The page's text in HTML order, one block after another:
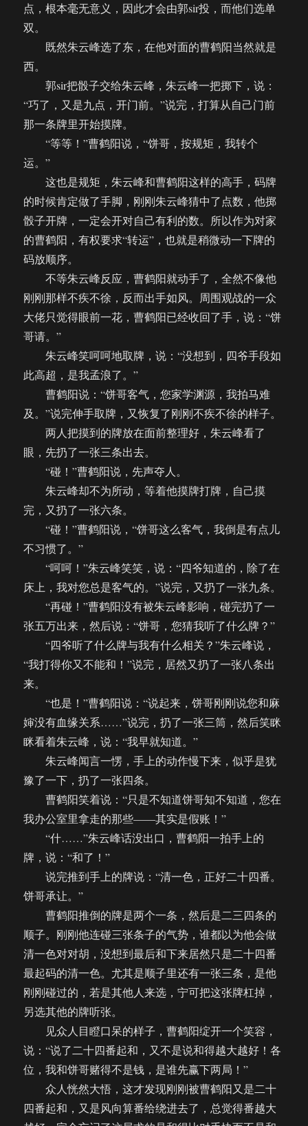
点，根本毫无意义，因此才会由郭sir投，而他们选单
双。
既然朱云峰选了东，在他对面的曹鹤阳当然就是
西。
郭sir把骰子交给朱云峰，朱云峰一把掷下，说：
“巧了，又是九点，开门前。”说完，打算从自己门前
那一条牌里开始摸牌。
“等等！”曹鹤阳说，“饼哥，按规矩，我转个
运。”
这也是规矩，朱云峰和曹鹤阳这样的高手，码牌
的时候肯定做了手脚，刚刚朱云峰猜中了点数，他掷
骰子开牌，一定会开对自己有利的数。所以作为对家
的曹鹤阳，有权要求“转运”，也就是稍微动一下牌的
码放顺序。
不等朱云峰反应，曹鹤阳就动手了，全然不像他
刚刚那样不疾不徐，反而出手如风。周围观战的一众
大佬只觉得眼前一花，曹鹤阳已经收回了手，说：“饼
哥请。”
朱云峰笑呵呵地取牌，说：“没想到，四爷手段如
此高超，是我孟浪了。”
曹鹤阳说：“饼哥客气，您家学渊源，我拍马难
及。”说完伸手取牌，又恢复了刚刚不疾不徐的样子。
两人把摸到的牌放在面前整理好，朱云峰看了
眼，先扔了一张三条出去。
“碰！”曹鹤阳说，先声夺人。
朱云峰却不为所动，等着他摸牌打牌，自己摸
完，又扔了一张六条。
“碰！”曹鹤阳说，“饼哥这么客气，我倒是有点儿
不习惯了。”
“呵呵！”朱云峰笑笑，说：“四爷知道的，除了在
床上，我对您总是客气的。”说完，又扔了一张九条。
“再碰！”曹鹤阳没有被朱云峰影响，碰完扔了一
张五万出来，然后说：“饼哥，您猜我听了什么牌？”
“四爷听了什么牌与我有什么相关？”朱云峰说，
“我打得你又不能和！”说完，居然又扔了一张八条出
来。
“也是！”曹鹤阳说：“说起来，饼哥刚刚说您和麻
婶没有血缘关系……”说完，扔了一张三筒，然后笑眯
眯看着朱云峰，说：“我早就知道。”
朱云峰闻言一愣，手上的动作慢下来，似乎是犹
豫了一下，扔了一张四条。
曹鹤阳笑着说：“只是不知道饼哥知不知道，您在
我办公室里拿走的那些——其实是假账！”
“什……”朱云峰话没出口，曹鹤阳一拍手上的
牌，说：“和了！”
说完推到手上的牌说：“清一色，正好二十四番。
饼哥承让。”
曹鹤阳推倒的牌是两个一条，然后是二三四条的
顺子。刚刚他连碰三张条子的气势，谁都以为他会做
清一色对对胡，没想到最后和下来居然只是二十四番
最起码的清一色。尤其是顺子里还有一张三条，是他
刚刚碰过的，若是其他人来选，宁可把这张牌杠掉，
另选其他的牌听张。
见众人目瞪口呆的样子，曹鹤阳绽开一个笑容，
说：“说了二十四番起和，又不是说和得越大越好！各
位，我和饼哥赌得不是钱，是谁先赢下两局！”
众人恍然大悟，这才发现刚刚被曹鹤阳又是二十
四番起和，又是风向算番给绕进去了，总觉得番越大